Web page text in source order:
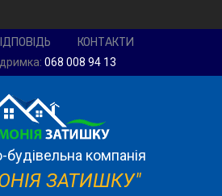
КОНТАКТИ
068 008 94 13
компанія
ЗАТИШКУ"